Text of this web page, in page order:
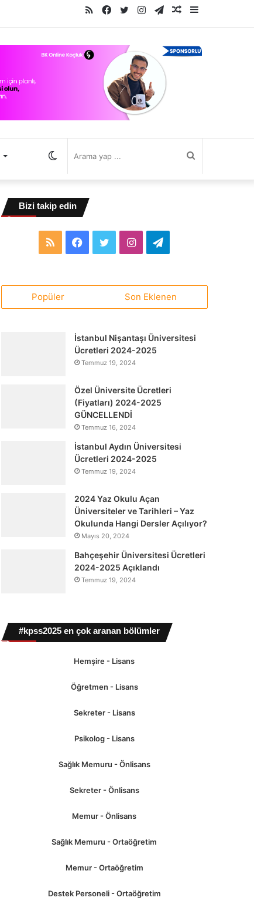
Kenar
Bölmesi
Rastgele
Makale
Telegram
Instagram
Twitter
Facebook
RSS
Bizi takip edin
RSS Facebook
TwitterInstagramTelegram
Popüler Son Eklenen
İstanbul Nişantaşı Üniversitesi
Ücretleri 2024-2025
Temmuz 19, 2024
Özel Üniversite Ücretleri
(Fiyatları) 2024-2025
GÜNCELLENDİ
Temmuz 16, 2024
İstanbul Aydın Üniversitesi
Ücretleri 2024-2025
Temmuz 19, 2024
2024 Yaz Okulu Açan
Üniversiteler ve Tarihleri – Yaz
Okulunda Hangi Dersler Açılıyor?
Mayıs 20, 2024
Bahçeşehir Üniversitesi Ücretleri
2024-2025 Açıklandı
Temmuz 19, 2024
#kpss2025 en çok aranan bölümler
Hemşire - Lisans
Öğretmen - Lisans
Sekreter - Lisans
Psikolog - Lisans
Sağlık Memuru - Önlisans
Sekreter - Önlisans
Memur - Önlisans
Sağlık Memuru - Ortaöğretim
Memur - Ortaöğretim
Destek Personeli - Ortaöğretim